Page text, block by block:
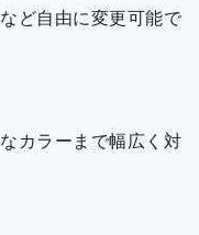
ど自由に変更可能で
カラーまで幅広く対